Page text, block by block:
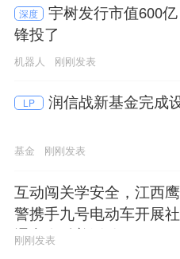
深度
宇树发行市值600
锋投了
机器人 刚刚发表
LP 润信战新基金完成
基金 刚刚发表
互动闯关学安全，江西
警携手九号电动车开展
通安全科普活动
刚刚发表